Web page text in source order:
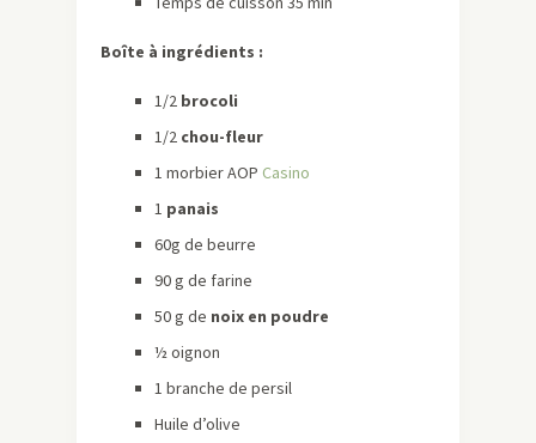
Boîte à ingrédients :
1/2 brocoli
1/2 chou-fleur
1 morbier AOP Casino
1 panais
60g de beurre
90 g de farine
50 g de noix en poudre
½ oignon
1 branche de persil
Huile d’olive